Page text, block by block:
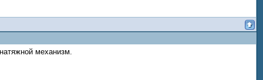
механизм.